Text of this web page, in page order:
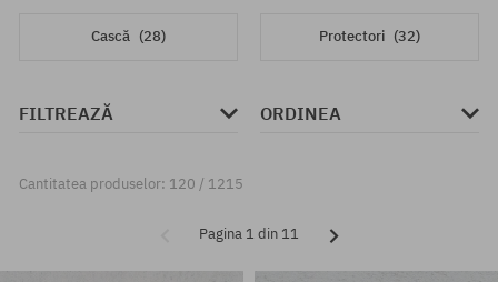
Cască (28) Protectori (32)
FILTREAZĂ ORDINEA
Cantitatea produselor: 120 / 1215
Pagina 1 din 11